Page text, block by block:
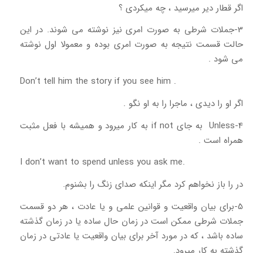
اگر قطار دیر میرسید ، چه میکردی ؟
3-جملات شرطی به صورت امری نیز نوشته می شوند. در این
حالت قسمت نتیجه به صورت امری بوده و معمولا اول نوشته
می شود .
Don’t tell him the story if you see him .
اگر او را دیدی ، ماجرا را به او نگو .
4-Unless به جای if not به کار میرود و همیشه با فعل مثبت
همراه است .
I don’t want to spend unless you ask me.
در را باز نخواهم کرد مگر اینکه صدای زنگ را بشنوم.
5-برای بیان واقعیت و قوانین علمی و یا عادت ، هر دو قسمت
جملات شرطی ممکن است در زمان حال ساده یا در زمان گذشته
ساده باشد ، که در مورد آخر برای بیان واقعیت یا عادتی در زمان